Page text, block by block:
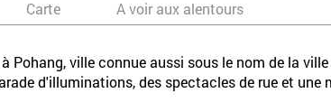
Carte A voir aux alentours
ville connue aussi sous le nom de la
d'illuminations, des spectacles de rue et une